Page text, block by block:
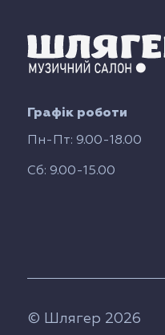
Графік роботи
Пн-Пт: 9.00-18.00
Сб: 9.00-15.00
© Шлягер 2026